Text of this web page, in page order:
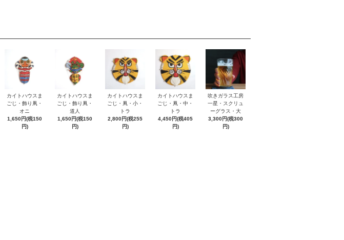
カイトハウスま
ごじ・飾り凧・
オニ
1,650円(税150
円)
カイトハウスま
ごじ・飾り凧・
道人
1,650円(税150
円)
カイトハウスま
ごじ・凧・小・
トラ
2,800円(税255
円)
カイトハウスま
ごじ・凧・中・
トラ
4,450円(税405
円)
吹きガラス工房
一星・スクリュ
ーグラス・大
3,300円(税300
円)